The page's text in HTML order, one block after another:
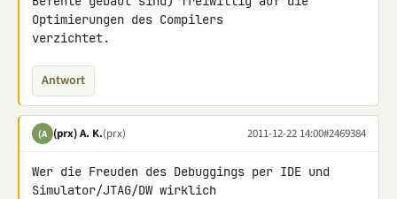
Optimierungen des Compilers
verzichtet.
Antwort
(A (prx) A. K.(prx) 2011-12-22 14:00#2469384
Wer die Freuden des Debuggings per IDE und
Simulator/JTAG/DW wirklich